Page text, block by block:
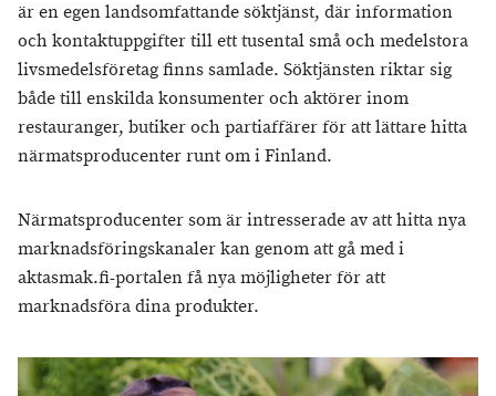
är en egen landsomfattande söktjänst, där information
och kontaktuppgifter till ett tusental små och medelstora
livsmedelsföretag finns samlade. Söktjänsten riktar sig
både till enskilda konsumenter och aktörer inom
restauranger, butiker och partiaffärer för att lättare hitta
närmatsproducenter runt om i Finland.
Närmatsproducenter som är intresserade av att hitta nya
marknadsföringskanaler kan genom att gå med i
aktasmak.fi-portalen få nya möjligheter för att
marknadsföra dina produkter.